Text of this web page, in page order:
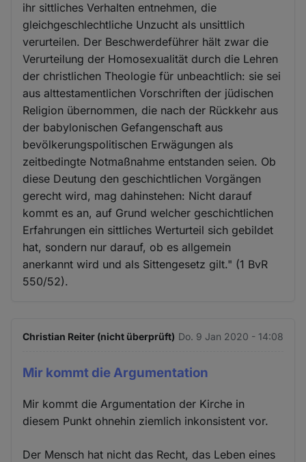
ihr sittliches Verhalten entnehmen, die
gleichgeschlechtliche Unzucht als unsittlich
verurteilen. Der Beschwerdeführer hält zwar die
Verurteilung der Homosexualität durch die Lehren
der christlichen Theologie für unbeachtlich: sie sei
aus alttestamentlichen Vorschriften der jüdischen
Religion übernommen, die nach der Rückkehr aus
der babylonischen Gefangenschaft aus
bevölkerungspolitischen Erwägungen als
zeitbedingte Notmaßnahme entstanden seien. Ob
diese Deutung den geschichtlichen Vorgängen
gerecht wird, mag dahinstehen: Nicht darauf
kommt es an, auf Grund welcher geschichtlichen
Erfahrungen ein sittliches Werturteil sich gebildet
hat, sondern nur darauf, ob es allgemein
anerkannt wird und als Sittengesetz gilt." (1 BvR
550/52).
Christian Reiter (nicht überprüft) Do. 9 Jan 2020 - 14:08
Mir kommt die Argumentation
Mir kommt die Argumentation der Kirche in
diesem Punkt ohnehin ziemlich inkonsistent vor.
Der Mensch hat nicht das Recht, das Leben eines